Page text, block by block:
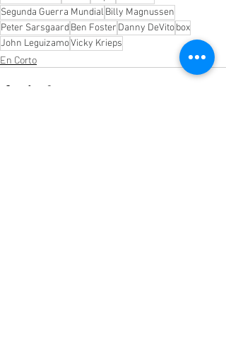
Segunda Guerra Mundial Billy Magnussen
Peter SarsgaardBen Foster Danny DeVitobox
John LeguizamoVicky Krieps
En Corto